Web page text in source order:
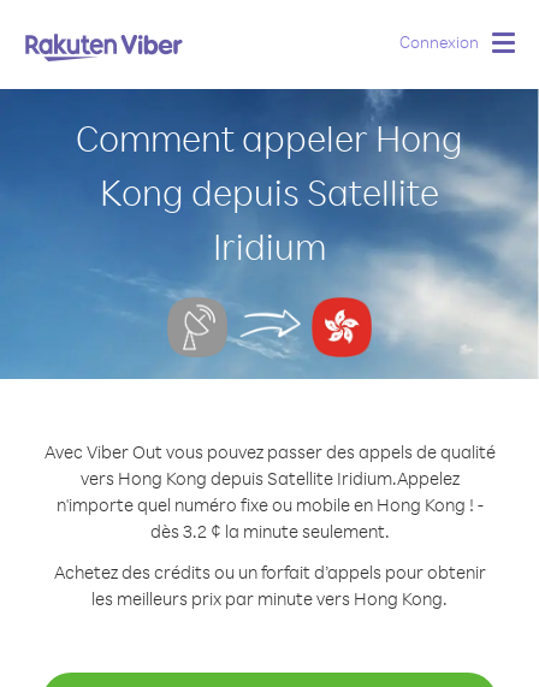
Connexion
Comment appeler Hong
Kong depuis Satellite
Iridium
Avec Viber Out vous pouvez passer des appels de qualité
vers Hong Kong depuis Satellite Iridium.Appelez
n'importe quel numéro fixe ou mobile en Hong Kong ! -
dès 3.2 ¢ la minute seulement.
Achetez des crédits ou un forfait d’appels pour obtenir
les meilleurs prix par minute vers Hong Kong.